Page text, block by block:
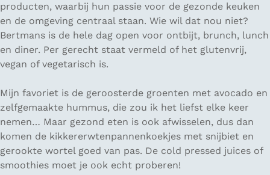
producten, waarbij hun passie voor de gezonde keuken
en de omgeving centraal staan. Wie wil dat nou niet?
Bertmans is de hele dag open voor ontbijt, brunch, lunch
en diner. Per gerecht staat vermeld of het glutenvrij,
vegan of vegetarisch is.
Mijn favoriet is de geroosterde groenten met avocado en
zelfgemaakte hummus, die zou ik het liefst elke keer
nemen… Maar gezond eten is ook afwisselen, dus dan
komen de kikkererwtenpannenkoekjes met snijbiet en
gerookte wortel goed van pas. De cold pressed juices of
smoothies moet je ook echt proberen!